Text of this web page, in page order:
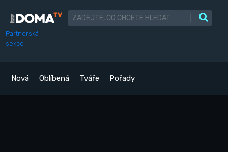
Partnerská
sekce
Nová Oblíbená Tváře Pořady